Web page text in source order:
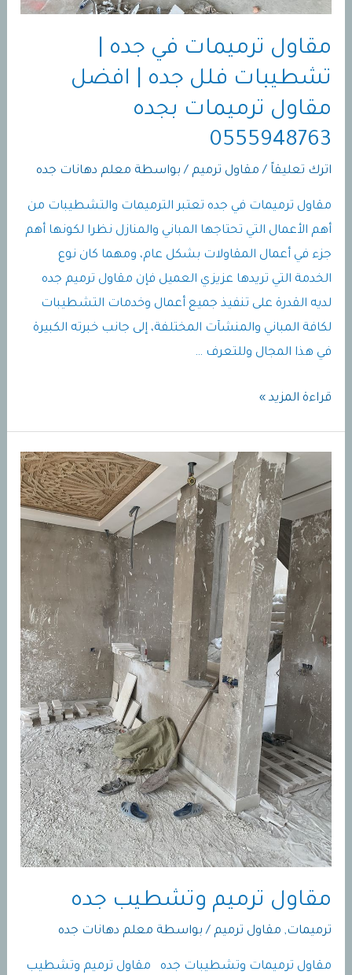
مقاول ترميمات في جده |
تشطيبات فلل جده | افضل
مقاول ترميمات بجده
0555948763
اترك تعليقاً / مقاول ترميم / بواسطة معلم دهانات جده
مقاول ترميمات في جده تعتبر الترميمات والتشطيبات من
أهم الأعمال التي تحتاجها المباني والمنازل نظرا لكونها أهم
جزء في أعمال المقاولات بشكل عام، ومهما كان نوع
الخدمة التي تريدها عزيزي العميل فإن مقاول ترميم جده
لديه القدرة على تنفيذ جميع أعمال وخدمات التشطيبات
لكافة المباني والمنشآت المختلفة، إلى جانب خبرته الكبيرة
في هذا المجال وللتعرف …
مقاول
تشطيبات
فلل
جده
|
افضل
مقاول
ترميمات
بجده
0555948763
قراءة المزيد »
مقاول ترميم وتشطيب جده
ترميمات, مقاول ترميم / بواسطة معلم دهانات جده
مقاول ترميمات وتشطيبات جده مقاول ترميم وتشطيب